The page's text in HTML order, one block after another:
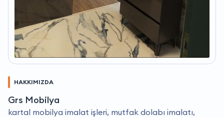
HAKKIMIZDA
Grs Mobilya
kartal mobilya imalat işleri, mutfak dolabı imalatı,